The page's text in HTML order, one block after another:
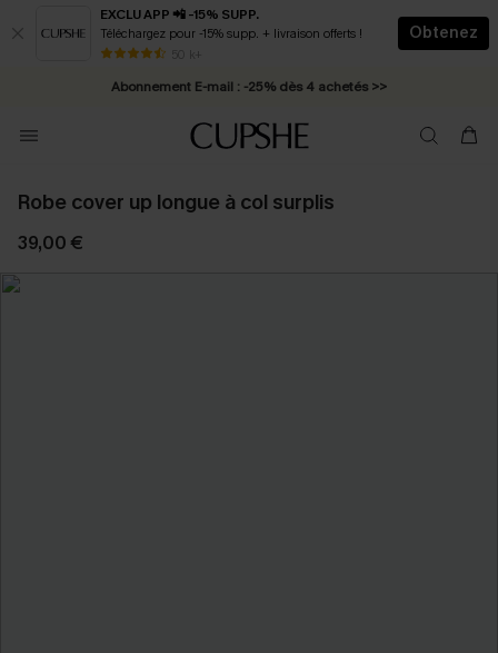
EXCLU APP 📲 -15% SUPP.
Téléchargez pour -15% supp. + livraison offerts !
50 k+
Obtenez
* Livraison éclair 2-3 jours ouvrés >>
Abonnement E-mail : -25% dès 4 achetés >>
Robe cover up longue à col surplis
39,00 €